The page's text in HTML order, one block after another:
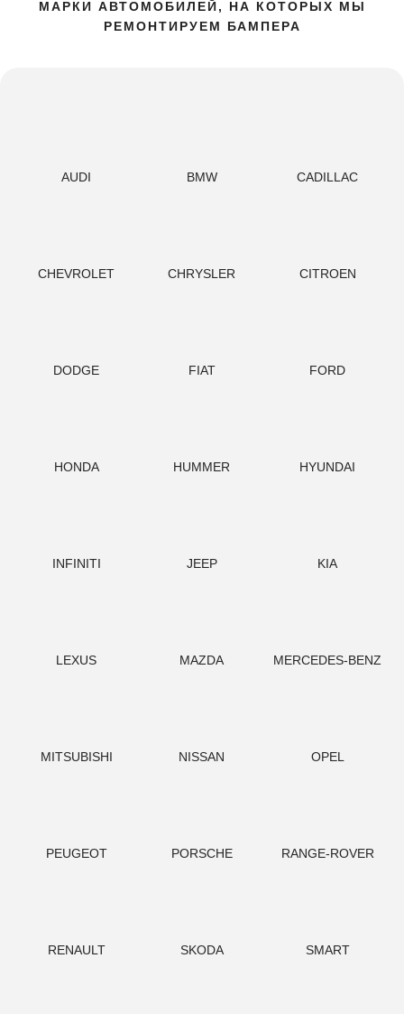
МАРКИ АВТОМОБИЛЕЙ, НА КОТОРЫХ МЫ
РЕМОНТИРУЕМ БАМПЕРА
AUDI BMW CADILLAC
CHEVROLET CHRYSLER CITROEN
DODGE FIAT FORD
HONDA HUMMER HYUNDAI
INFINITI JEEP KIA
LEXUS MAZDA MERCEDES-BENZ
MITSUBISHI NISSAN OPEL
PEUGEOT PORSCHE RANGE-ROVER
RENAULT SKODA SMART